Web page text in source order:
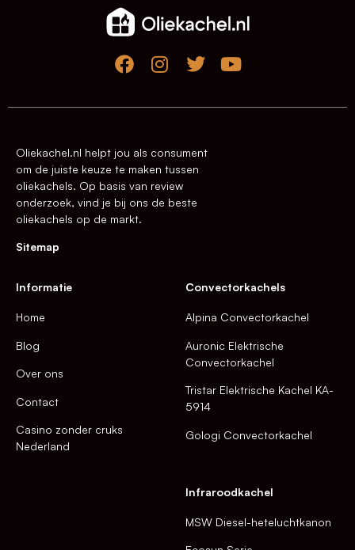
Oliekachel.nl helpt jou als consument
om de juiste keuze te maken tussen
oliekachels. Op basis van review
onderzoek, vind je bij ons de beste
oliekachels op de markt.
Sitemap
Informatie
Home
Blog
Over ons
Contact
Casino zonder cruks
Nederland
Convectorkachels
Alpina Convectorkachel
Auronic Elektrische
Convectorkachel
Tristar Elektrische Kachel KA-
5914
Gologi Convectorkachel
Infraroodkachel
MSW Diesel-heteluchtkanon